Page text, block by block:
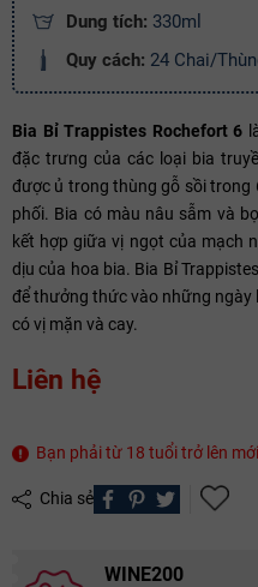
Dung tích: 330ml
Quy cách: 24 Chai/
Bia Bỉ Trappistes Rochefort 6
đặc trưng của các loại bia
được ủ trong thùng gỗ sồi trong
phối. Bia có màu nâu sẫm và
kết hợp giữa vị ngọt của mạch
dịu của hoa bia. Bia Bỉ
để thưởng thức vào những ngày
có vị mặn và cay.
Liên hệ
Bạn phải từ 18 tuổi trở lên
Chia sẻ
WINE200